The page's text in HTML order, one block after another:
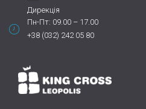
Дирекція
Пн-Пт: 09.00 – 17.00
+38 (032) 242 05 80